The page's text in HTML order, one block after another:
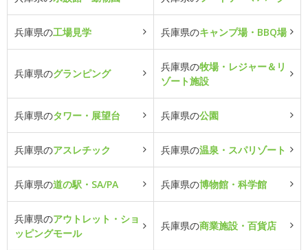
兵庫県の工場見学 兵庫県のキャンプ場・BBQ場
兵庫県のグランピング
兵庫県の牧場・レジャー＆リ
ゾート施設
兵庫県のタワー・展望台 兵庫県の公園
兵庫県のアスレチック 兵庫県の温泉・スパリゾート
兵庫県の道の駅・SA/PA 兵庫県の博物館・科学館
兵庫県のアウトレット・ショ
ッピングモール
兵庫県の商業施設・百貨店